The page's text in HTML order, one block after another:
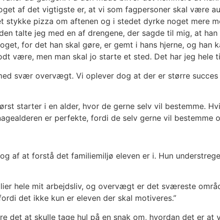
af det vigtigste er, at vi som fagpersoner skal være
stykke pizza om aftenen og i stedet dyrke noget mere
talte jeg med en af drengene, der sagde til mig, at
for det han skal gøre, er gemt i hans hjerne, og
være, men man skal jo starte et sted. Det har jeg hele
svær overvægt. Vi oplever dog at der er større
starter i en alder, hvor de gerne selv vil bestemme.
er perfekte, fordi de selv gerne vil
af at forstå det familiemiljø eleven er i. Hun
hele mit arbejdsliv, og overvægt er det sværeste
det ikke kun er eleven der skal motiveres.”
det at skulle tage hul på en snak om, hvordan det er